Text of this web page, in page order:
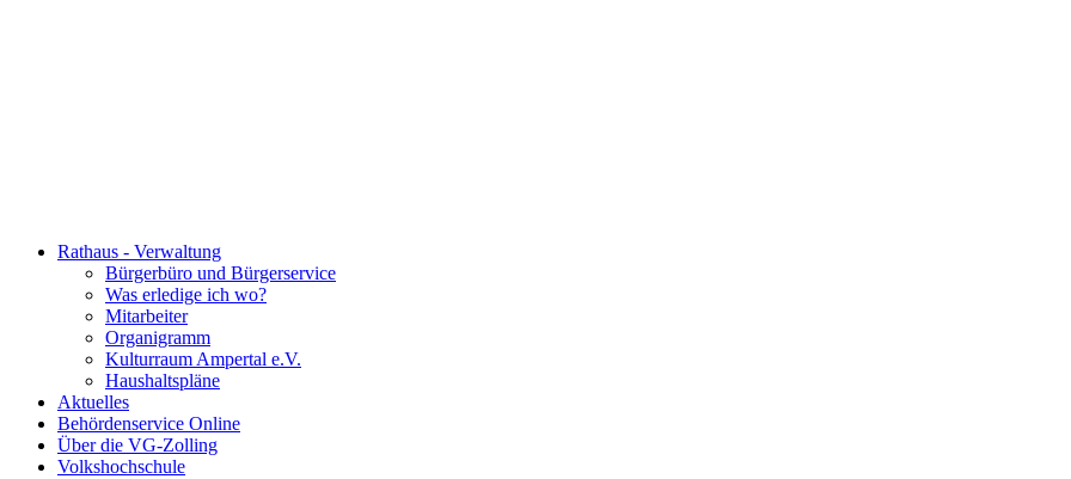
Rathaus - Verwaltung
Bürgerbüro und Bürgerservice
Was erledige ich wo?
Mitarbeiter
Organigramm
Kulturraum Ampertal e.V.
Haushaltspläne
Aktuelles
Behördenservice Online
Über die VG-Zolling
Volkshochschule